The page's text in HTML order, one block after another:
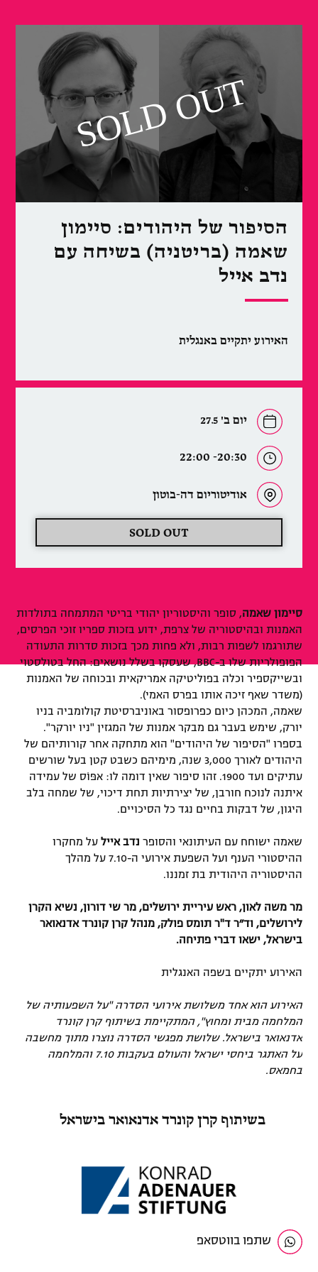
הסיפור של היהודים: סיימון
שאמה (בריטניה) בשיחה עם
נדב אייל
האירוע יתקיים באנגלית
יום ב' 27.5
20:30- 22:00
אודיטוריום דה-בוטון
SOLD OUT
סיימון שאמה, סופר והיסטוריון יהודי בריטי המתמחה בתולדות
האמנות ובהיסטוריה של צרפת, ידוע בזכות ספריו זוכי הפרסים,
שתורגמו לשפות רבות, ולא פחות מכך בזכות סדרות התעודה
הפופולריות שלו ב-BBC, שעסקו בשלל נושאים: החל בטולסטוי
ובשייקספיר וכלה בפוליטיקה אמריקאית ובכוחה של האמנות
(משדר שאף זיכה אותו בפרס האמי).
שאמה, המכהן כיום כפרופסור באוניברסיטת קולומביה בניו
יורק, שימש בעבר גם מבקר אמנות של המגזין "ניו יורקר".
בספרו "הסיפור של היהודים" הוא מתחקה אחר קורותיהם של
היהודים לאורך 3,000 שנה, מימיהם כשבט קטן בעל שורשים
עתיקים ועד 1900. זהו סיפור שאין דומה לו: אפּוֹס של עמידה
איתנה לנוכח חורבן, של יצירתיות תחת דיכוי, של שמחה בלב
היגון, של דבקות בחיים נגד כל הסיכויים.
שאמה ישוחח עם העיתונאי והסופר נדב אייל על מחקרו
ההיסטורי הענף ועל השפעת אירועי ה-7.10 על מהלך
ההיסטוריה היהודית בת זמננו.
מר משה לאון, ראש עיריית ירושלים, מר שי דורון, נשיא הקרן
לירושלים, וד״ר ד"ר תומס פולק, מנהל קרן קונרד אדנאואר
בישראל, ישאו דברי פתיחה.
האירוע יתקיים בשפה האנגלית
האירוע הוא אחד משלושת אירועי הסדרה "על השפעותיה של
המלחמה מבית ומחוץ", המתקיימת בשיתוף קרן קונרד
אדנאואר בישראל. שלושת מפגשי הסדרה נוצרו מתוך מחשבה
על האתגר ביחסי ישראל והעולם בעקבות 7.10 והמלחמה
בחמאס.
בשיתוף קרן קונרד אדנאואר בישראל
שתפו בווטסאפ